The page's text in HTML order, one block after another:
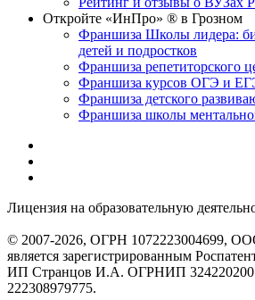
Откройте «ИнПро» ® в Грозном
Франшиза Школы лидера:
детей и подростков
Франшиза репетиторского
Франшиза курсов ОГЭ и
Франшиза детского
Франшиза школы
Лицензия на образовательную
© 2007-2026, ОГРН 1072223004699,
является зарегистрированным
ИП Странцов И.А. ОГРНИП
222308979775.